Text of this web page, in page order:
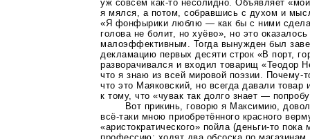
уж совсемкак-то несолидно. Объявляет
я мялся, а потом, собравшись с духом и
«Я фонфырики люблю — как бы с ними
голова не болит, но хуёво», но это
малоэффективным. Тогда вынужден был
декламацию первых десяти строк «В порт,
разворачивался и входил товарищ «Теодор
что я знаю из всей мировой поэзии. Почему-
что это Маяковский, но всегда давали
к тому, что «чувак так долго знает —
Вот прикинь, говорю я Максимию,
всё-таки мною приобретённого красного
«аристократического» пойла (деньги-то пока